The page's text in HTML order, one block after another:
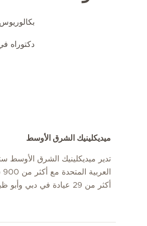
دكتوراه
ميديكلينيك الشرق الأوسط
تدير ميديكلينيك الشرق الأوسط
أكثر من 29 عيادة في دبي وأبو ظبي والعين ومنطقة الظفرة.